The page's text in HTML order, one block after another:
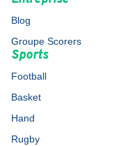
Blog
Groupe Scorers
Sports
Football
Basket
Hand
Rugby